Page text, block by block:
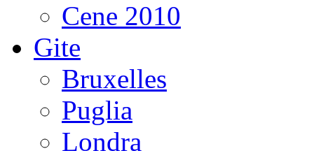
Cene 2010
Gite
Bruxelles
Puglia
Londra